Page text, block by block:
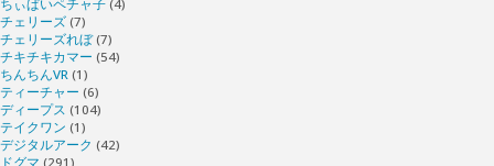
ちぃぱいペチャ子 (4)
チェリーズ (7)
チェリーズれぼ(7)
チキチキカマー (54)
ちんちんVR (1)
ティーチャー (6)
ディープス (104)
テイクワン (1)
デジタルアーク (42)
ドグマ (291)